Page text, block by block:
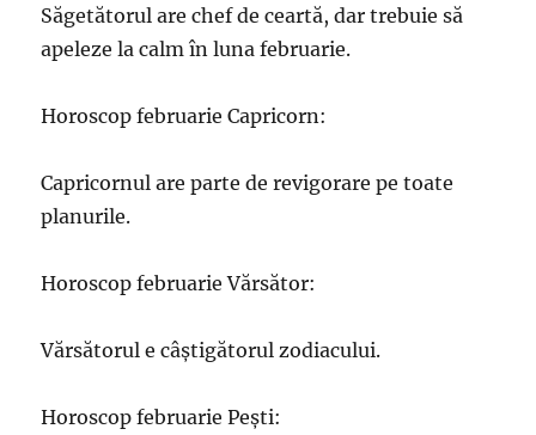
Săgetătorul are chef de ceartă, dar trebuie să
apeleze la calm în luna februarie.
Horoscop februarie Capricorn:
Capricornul are parte de revigorare pe toate
planurile.
Horoscop februarie Vărsător:
Vărsătorul e câștigătorul zodiacului.
Horoscop februarie Pești: